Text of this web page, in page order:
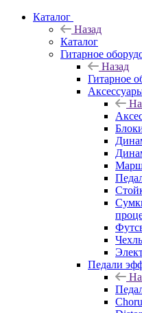
Каталог
Назад
Каталог
Гитарное
Назад
Гитарное
Педали